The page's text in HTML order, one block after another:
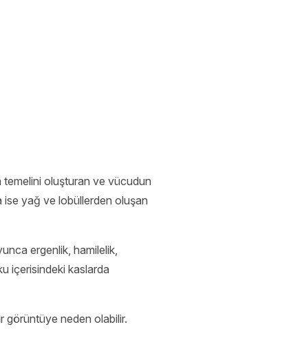
temelini oluşturan ve vücudun
ise yağ ve lobüllerden oluşan
ergenlik, hamilelik,
içerisindeki kaslarda
görüntüye neden olabilir.